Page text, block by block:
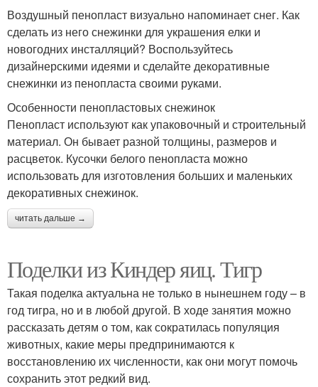
Воздушный пенопласт визуально напоминает снег. Как
сделать из него снежинки для украшения елки и
новогодних инсталляций? Воспользуйтесь
дизайнерскими идеями и сделайте декоративные
снежинки из пенопласта своими руками.
Особенности пенопластовых снежинок
Пенопласт используют как упаковочный и строительный
материал. Он бывает разной толщины, размеров и
расцветок. Кусочки белого пенопласта можно
использовать для изготовления больших и маленьких
декоративных снежинок.
читать дальше →
Поделки из Киндер яиц. Тигр
Такая поделка актуальна не только в нынешнем году – в
год тигра, но и в любой другой. В ходе занятия можно
рассказать детям о том, как сократилась популяция
животных, какие меры предпринимаются к
восстановлению их численности, как они могут помочь
сохранить этот редкий вид.